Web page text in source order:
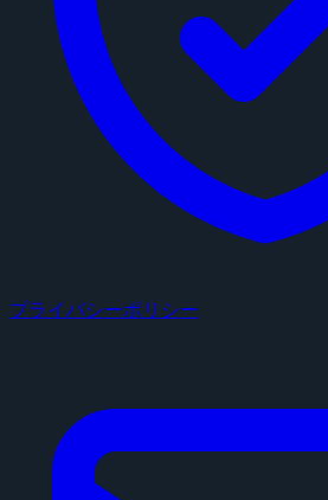
プライバシーポリシー